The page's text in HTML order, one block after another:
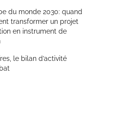
du monde 2030: quand
transformer un projet
en instrument de
le bilan d’activité